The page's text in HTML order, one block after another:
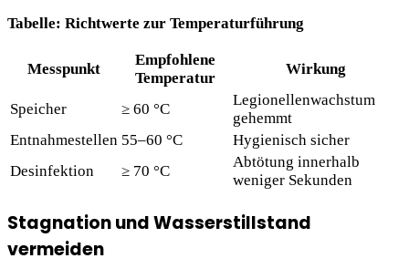
Tabelle: Richtwerte zur Temperaturführung
Messpunkt
Empfohlene
Temperatur
Wirkung
Speicher ≥ 60 °C
Legionellenwachstum
gehemmt
Entnahmestellen 55–60 °C
Hygienisch sicher
Desinfektion
≥ 70 °C
Abtötung innerhalb
weniger Sekunden
Stagnation und Wasserstillstand
vermeiden